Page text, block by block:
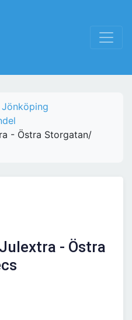
Jönköping
- Östra Storgatan/
- Östra